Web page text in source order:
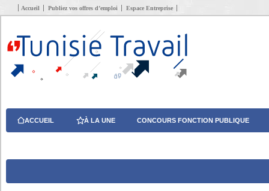
Accueil Publiez vos offres d’emploi Espace Entreprise
ACCUEIL À LA UNE CONCOURS FONCTION PUBLIQUE